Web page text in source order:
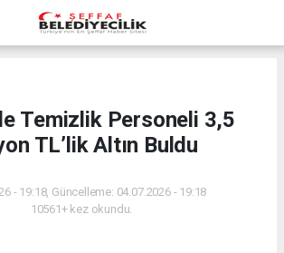
Temizlik Personeli 3,5
TL’lik Altın Buldu
- 19:18, Güncelleme: 04.07.2026 - 19:18
10561+ kez okundu.